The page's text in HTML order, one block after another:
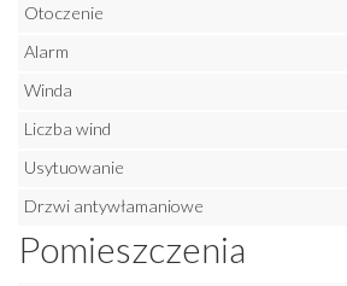
Otoczenie
Alarm
Winda
Liczba wind
Usytuowanie
Drzwi antywłamaniowe
Pomieszczenia